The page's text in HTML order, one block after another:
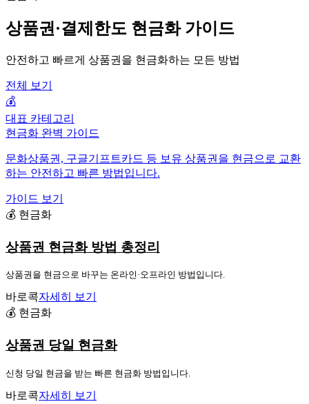
상품권·결제한도 현금화 가이드
안전하고 빠르게 상품권을 현금화하는 모든 방법
전체 보기
💰
대표 카테고리
현금화 완벽 가이드
문화상품권, 구글기프트카드 등 보유 상품권을 현금으로 교환
하는 안전하고 빠른 방법입니다.
가이드 보기
💰 현금화
상품권 현금화 방법 총정리
상품권을 현금으로 바꾸는 온라인·오프라인 방법입니다.
바로콕자세히 보기
💰 현금화
상품권 당일 현금화
신청 당일 현금을 받는 빠른 현금화 방법입니다.
바로콕자세히 보기